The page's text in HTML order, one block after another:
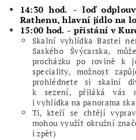
14:30 hod. - loď
Rathenu, hlavní jídlo na
15:00 hod. - přistání v
Skalní vyhlídka Bastei
Saského Švýcarska,
procházku po rovině k
speciality, možnost
prohlédnete si skalní
k sezení, přiláká vás
i vyhlídka na panorama
Ti, kteří se chtějí
mohou využít okružní
i zpět)